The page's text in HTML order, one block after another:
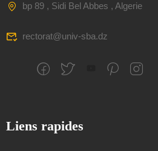
bp 89 , Sidi Bel Abbes , Algerie
rectorat@univ-sba.dz
Liens rapides